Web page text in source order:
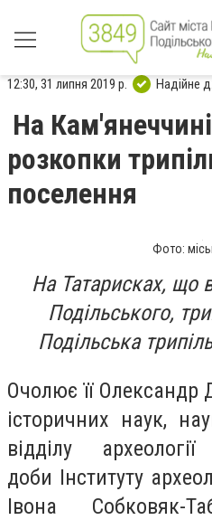
12:30, 31 липня 2019 р. Надійне
На
розкопки
поселення
Фото:
На Татарисках, що
Подільського,
Подільська
Очолює її
історичних наук,
відділу археології
доби Інституту
Івона